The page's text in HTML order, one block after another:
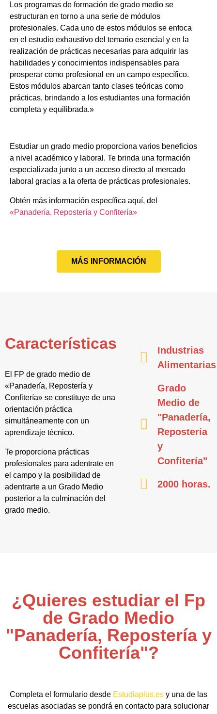
Los programas de formación de grado medio se
estructuran en torno a una serie de módulos
profesionales. Cada uno de estos módulos se enfoca
en el estudio exhaustivo del temario esencial y en la
realización de prácticas necesarias para adquirir las
habilidades y conocimientos indispensables para
prosperar como profesional en un campo específico.
Estos módulos abarcan tanto clases teóricas como
prácticas, brindando a los estudiantes una formación
completa y equilibrada.»
Estudiar un grado medio proporciona varios beneficios
a nivel académico y laboral. Te brinda una formación
especializada junto a un acceso directo al mercado
laboral gracias a la oferta de prácticas profesionales.
Obtén más información específica aquí, del
«Panadería, Repostería y Confitería»
MÁS INFORMACIÓN
Características
El FP de grado medio de
«Panadería, Repostería y
Confitería» se constituye de una
orientación práctica
simultáneamente con un
aprendizaje técnico.
Te proporciona prácticas
profesionales para adentrate en
el campo y la posibilidad de
adentrarte a un Grado Medio
posterior a la culminación del
grado medio.
Industrias
Alimentarias
Grado
Medio de
"Panadería,
Repostería
y
Confitería"
2000 horas.
¿Quieres estudiar el Fp
de Grado Medio
"Panadería, Repostería y
Confitería"?
Completa el formulario desde Estudiaplus.es y una de las
escuelas asociadas se pondrá en contacto para solucionar